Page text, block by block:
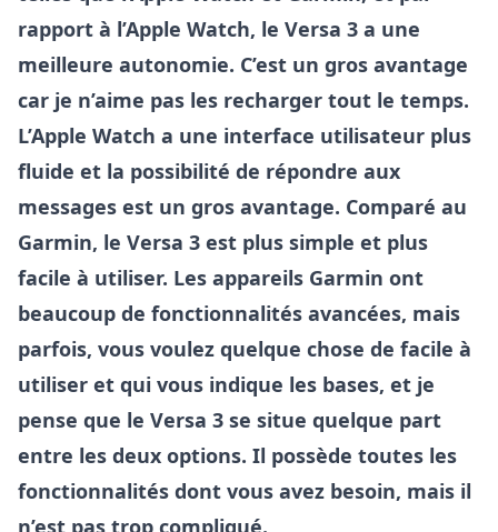
rapport à l’Apple Watch, le Versa 3 a une
meilleure autonomie. C’est un gros avantage
car je n’aime pas les recharger tout le temps.
L’Apple Watch a une interface utilisateur plus
fluide et la possibilité de répondre aux
messages est un gros avantage. Comparé au
Garmin, le Versa 3 est plus simple et plus
facile à utiliser. Les appareils Garmin ont
beaucoup de fonctionnalités avancées, mais
parfois, vous voulez quelque chose de facile à
utiliser et qui vous indique les bases, et je
pense que le Versa 3 se situe quelque part
entre les deux options. Il possède toutes les
fonctionnalités dont vous avez besoin, mais il
n’est pas trop compliqué.